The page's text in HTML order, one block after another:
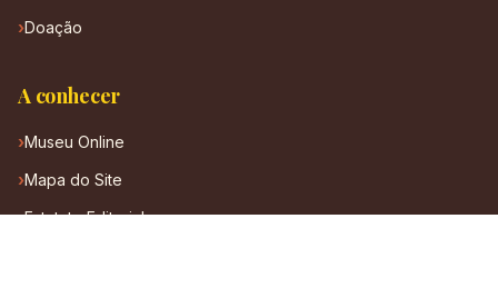
Doação
A conhecer
Museu Online
Mapa do Site
Estatuto Editorial